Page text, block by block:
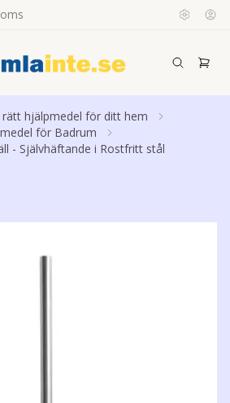
rätt hjälpmedel för ditt hem
för Badrum
- Självhäftande i Rostfritt stål